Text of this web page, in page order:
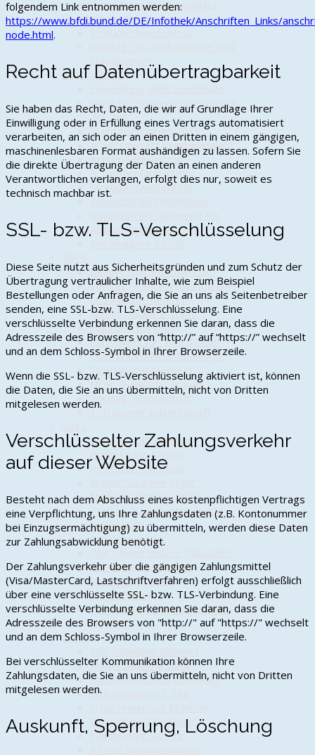
Einweihung Waldspielplatz
Kinder-Fahrradtour
2019 - 2020
Vortrag "Ein Viertel im Wandel
der Zeit"
Maifrühschoppen 2019
Arbeitseinsatz Waldspielplatz
Kinder-Fahrradtour
3. Familienfahrradtour
Streuobstwiesenfest
Adventstreff Dethlingen
Adventstreff Kreutzen
Beginn Sporthallenumbau
Vortrag "Patientenverfügung
und Palliativmedizin"
Aktion "Saubere Stadt"
Maifrühschoppen
Kunstwerk für "Alte Schule"
Cold-Water-Beer-Challenge
Streuobstwiesenfest
NDR: "Funkloch" Trauen
Vortrag "Hausnotruf"
1. Trauener Adventstreff
Vortrag „Die Wilhelm-
Bockelmann-Straße"
Info Straßenausbau
Maifrühschoppen 2017
Vortrag "Lüneburger Heide -
Wolfsland"
Schützenumzug
"Wir öffnen unsere Palisaden"
Streuobstwiesenfest
Vortrag "50 Jahre
Stadtrechte"
Wettbewerb "Menschen und
Erfolge"
2016
Aktion Saubere Stadt
Musteranschluss Glasfaser
Frühschoppen 1. Mai
Einweihung Glasfaser
Familienfahrradtour
folgendem Link entnommen werden:
https://www.bfdi.bund.de/DE/Infothek/Anschriften_Links/
node.html.
Recht auf Datenübertragbarkeit
Sie haben das Recht, Daten, die wir auf Grundlage Ihrer
Einwilligung oder in Erfüllung eines Vertrags automatisiert
verarbeiten, an sich oder an einen Dritten in einem gängigen,
maschinenlesbaren Format aushändigen zu lassen. Sofern Sie
die direkte Übertragung der Daten an einen anderen
Verantwortlichen verlangen, erfolgt dies nur, soweit es
technisch machbar ist.
SSL- bzw. TLS-Verschlüsselung
Diese Seite nutzt aus Sicherheitsgründen und zum Schutz der
Übertragung vertraulicher Inhalte, wie zum Beispiel
Bestellungen oder Anfragen, die Sie an uns als Seitenbetreiber
senden, eine SSL-bzw. TLS-Verschlüsselung. Eine
verschlüsselte Verbindung erkennen Sie daran, dass die
Adresszeile des Browsers von “http://” auf “https://” wechselt
und an dem Schloss-Symbol in Ihrer Browserzeile.
Wenn die SSL- bzw. TLS-Verschlüsselung aktiviert ist, können
die Daten, die Sie an uns übermitteln, nicht von Dritten
mitgelesen werden.
Verschlüsselter Zahlungsverkehr
auf dieser Website
Besteht nach dem Abschluss eines kostenpflichtigen Vertrags
eine Verpflichtung, uns Ihre Zahlungsdaten (z.B. Kontonummer
bei Einzugsermächtigung) zu übermitteln, werden diese Daten
zur Zahlungsabwicklung benötigt.
Der Zahlungsverkehr über die gängigen Zahlungsmittel
(Visa/MasterCard, Lastschriftverfahren) erfolgt ausschließlich
über eine verschlüsselte SSL- bzw. TLS-Verbindung. Eine
verschlüsselte Verbindung erkennen Sie daran, dass die
Adresszeile des Browsers von "http://" auf "https://" wechselt
und an dem Schloss-Symbol in Ihrer Browserzeile.
Bei verschlüsselter Kommunikation können Ihre
Zahlungsdaten, die Sie an uns übermitteln, nicht von Dritten
mitgelesen werden.
Auskunft, Sperrung, Löschung